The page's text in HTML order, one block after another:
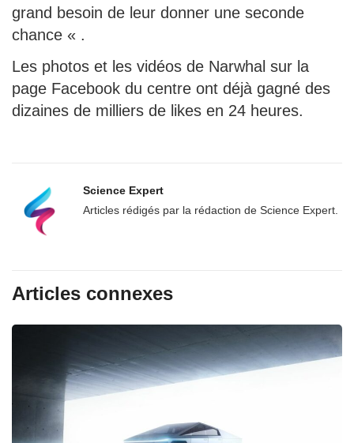
grand besoin de leur donner une seconde
chance « .
Les photos et les vidéos de Narwhal sur la
page Facebook du centre ont déjà gagné des
dizaines de milliers de likes en 24 heures.
Science Expert
Articles rédigés par la rédaction de Science Expert.
Articles connexes